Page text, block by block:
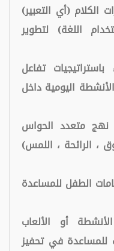
الكلام (أي التعبير)
اللغة) لتطوير
تفاعل
اليومية داخل
متعدد الحواس
، الرائحة ، اللمس)
الطفل للمساعدة
أو الألعاب
للمساعدة في تحفيز